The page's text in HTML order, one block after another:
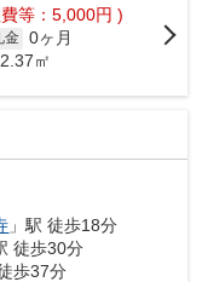
等：5,000円 )
金 0ヶ月
㎡
」駅 徒歩18分
徒歩30分
歩37分